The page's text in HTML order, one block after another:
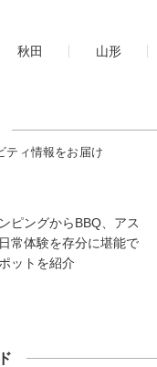
秋田
山形
ティ情報をお届け
ピングからBBQ、アス
常体験を存分に堪能で
ットを紹介